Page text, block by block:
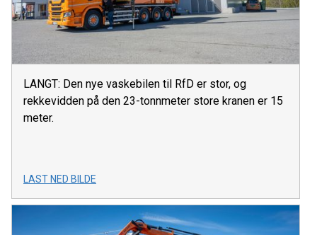
LANGT: Den nye vaskebilen til RfD er stor, og
rekkevidden på den 23-tonnmeter store kranen er 15
meter.
LAST NED BILDE